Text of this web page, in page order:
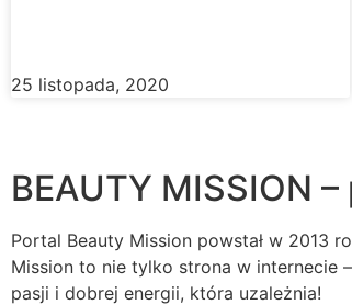
25 listopada, 2020
BEAUTY MISSION
Portal Beauty Mission powstał w 2013
Mission to nie tylko strona w internecie
pasji i dobrej energii, która uzależnia!